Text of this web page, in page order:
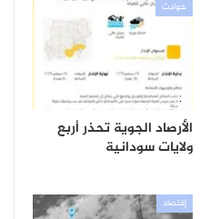
حوادث
الأرصاد الجوية تحذر أربع
ولايات سودانية
إقتصاد